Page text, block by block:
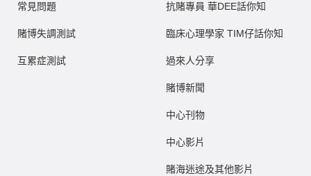
常見問題
賭博失調測試
互累症測試
抗賭專員 華DEE話你知
臨床心理學家 TIM仔話你知
過來人分享
賭博新聞
中心刊物
中心影片
賭海迷途及其他影片